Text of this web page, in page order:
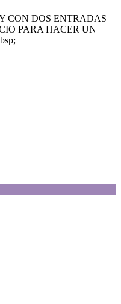
CON DOS ENTRADAS
PARA HACER UN